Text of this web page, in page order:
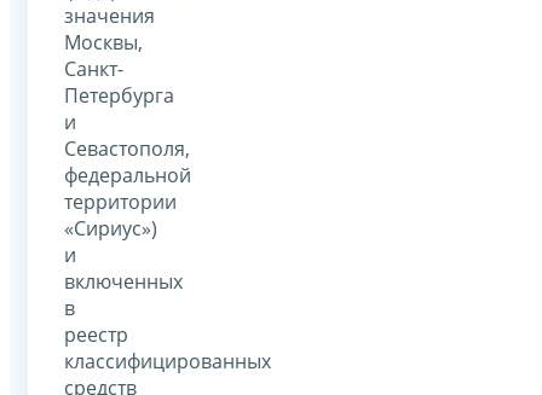
значения
Москвы,
Санкт-
Петербурга
и
Севастополя,
федеральной
территории
«Сириус»)
и
включенных
в
реестр
классифицированных
средств